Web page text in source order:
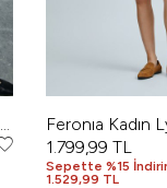
Feronıa Kadın
Karışımlı
1.799,99 TL
Sepette %15
1.529,99 TL